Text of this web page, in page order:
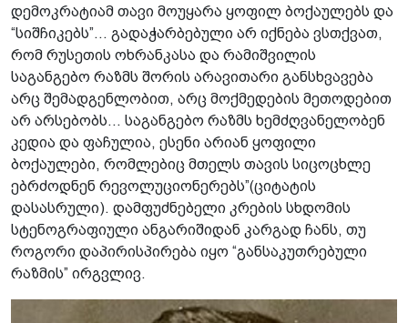
დემოკრატიამ თავი მოუყარა ყოფილ ბოქაულებს და
“სიშჩიკებს”... გადაჭარბებული არ იქნება ვსთქვათ,
რომ რუსეთის ოხრანკასა და რამიშვილის
საგანგებო რაზმს შორის არავითარი განსხვავება
არც შემადგენლობით, არც მოქმედების მეთოდებით
არ არსებობს... საგანგებო რაზმს ხემძღვანელობენ
კედია და ფაჩულია, ესენი არიან ყოფილი
ბოქაულები, რომლებიც მთელს თავის სიცოცხლე
ებრძოდნენ რევოლუციონერებს”(ციტატის
დასასრული). დამფუძნებელი კრების სხდომის
სტენოგრაფიული ანგარიშიდან კარგად ჩანს, თუ
როგორი დაპირისპირება იყო “განსაკუთრებული
რაზმის” ირგვლივ.